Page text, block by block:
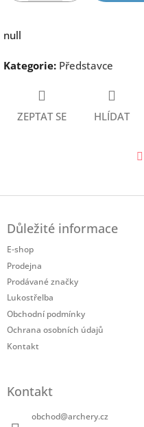
null
Kategorie: Představce
ZEPTAT SE HLÍDAT
Důležité informace
E-shop
Prodejna
Prodávané značky
Lukostřelba
Obchodní podmínky
Ochrana osobních údajů
Kontakt
Kontakt
obchod@archery.cz